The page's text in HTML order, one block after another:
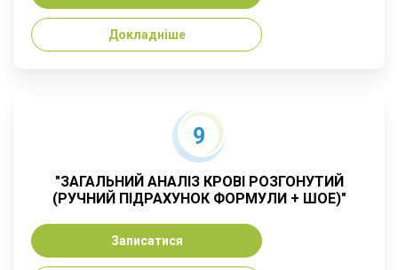
Докладніше
9
"ЗАГАЛЬНИЙ АНАЛІЗ КРОВІ РОЗГОНУТИЙ
(РУЧНИЙ ПІДРАХУНОК ФОРМУЛИ + ШОЕ)"
Записатися